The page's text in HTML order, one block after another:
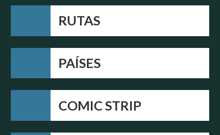
RUTAS
PAÍSES
COMIC STRIP